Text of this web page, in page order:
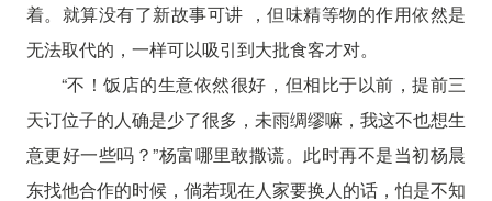
着。就算没有了新故事可讲 ，但味精等物的作用依然是
无法取代的，一样可以吸引到大批食客才对。
“不！饭店的生意依然很好，但相比于以前，提前三
天订位子的人确是少了很多，未雨绸缪嘛，我这不也想生
意更好一些吗？”杨富哪里敢撒谎。此时再不是当初杨晨
东找他合作的时候，倘若现在人家要换人的话，怕是不知